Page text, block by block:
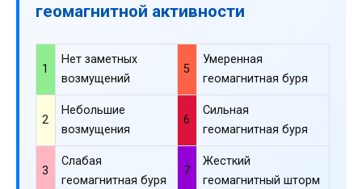
геомагнитной активности
1
Нет заметных
возмущений
5
Умеренная
геомагнитная буря
2
Небольшие
возмущения
6
Сильная
геомагнитная буря
3
Слабая
геомагнитная буря
7
Жесткий
геомагнитный шторм